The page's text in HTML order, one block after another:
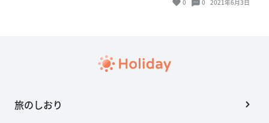
0 0 2021年6月3日
旅のしおり